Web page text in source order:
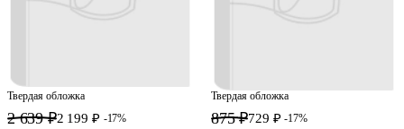
Твердая обложка
2 639 ₽2 199 ₽ -17%
Твердая обложка
875 ₽729 ₽ -17%